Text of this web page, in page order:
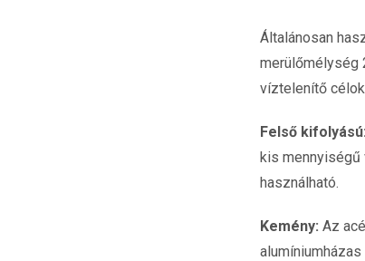
Általánosan
merülőmélység
víztelenítő
Felső kifolyású:
kis
használható.
Kemény: Az